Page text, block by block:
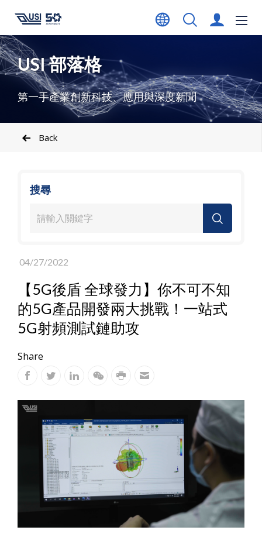
USI 部落格
第一手產業創新科技、應用與深度新聞
Back
搜尋
04/27/2022
【5G後盾 全球發力】你不可不知
的5G產品開發兩大挑戰！一站式
5G射頻測試鏈助攻
Share